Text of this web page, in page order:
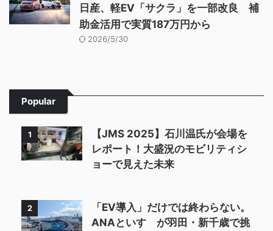
日産、軽EV「サクラ」を一部改良 補
助金活用で実質187万円から
2026/5/30
Popular
1
【JMS 2025】石川温氏が会場を
レポート！大盛況のモビリティシ
ョーで見えた未来
2
「EV導入」だけでは終わらない。
ANAといすゞが羽田・新千歳で挑